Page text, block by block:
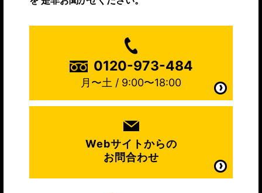
0120-973-484
月〜土 / 9:00〜18:00
Webサイトからの
お問合わせ